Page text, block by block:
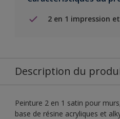
2 en 1 impression
Description du
Peinture 2 en 1 satin pour
base de résine acryliques et